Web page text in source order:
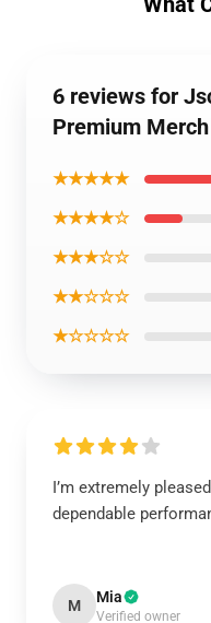
6 reviews for
Premium
★★★★★
★★★★☆
★★★☆☆
★★☆☆☆
★☆☆☆☆
I’m extremely
dependable
M Mia
Verified owner